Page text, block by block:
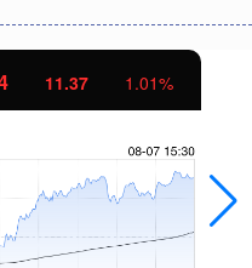
11.37 1.01%